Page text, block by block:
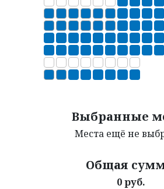
ВИДЕО
ДОКУМЕНТЫ
КОНТАКТЫ
Выбранные
Места ещё не
Общая
0 руб.